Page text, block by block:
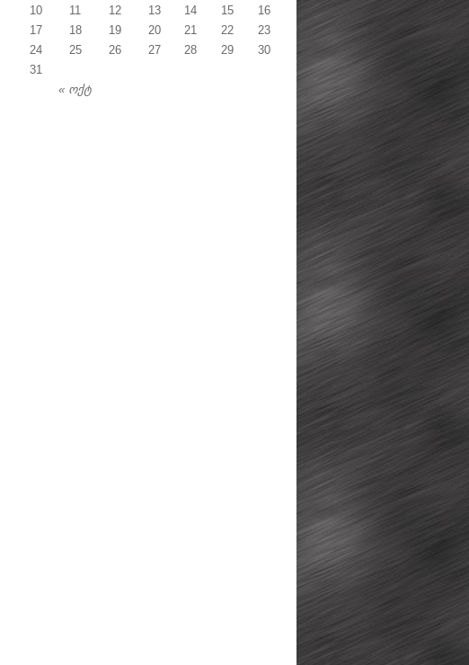
« ოქტ
10
11 12 13 14 15
16
17
18 19 20 21 22
23
24
25 26 27 28 29
30
31